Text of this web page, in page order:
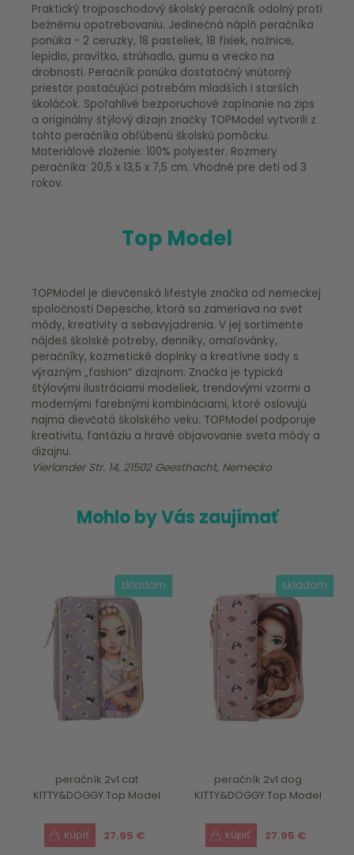
Praktický trojposchodový školský peračník odolný proti
bežnému opotrebovaniu. Jedinečná náplň peračníka
ponúka - 2 ceruzky, 18 pasteliek, 18 fixiek, nožnice,
lepidlo, pravítko, strúhadlo, gumu a vrecko na
drobnosti. Peračník ponúka dostatočný vnútorný
priestor postačujúci potrebám mladších i starších
školáčok. Spoľahlivé bezporuchové zapínanie na zips
a originálny štýlový dizajn značky TOPModel vytvorili z
tohto peračníka obľúbenú školskú pomôcku.
Materiálové zloženie: 100% polyester. Rozmery
peračníka: 20,5 x 13,5 x 7,5 cm. Vhodné pre deti od 3
rokov.
Top Model
TOPModel je dievčenská lifestyle značka od nemeckej
spoločnosti Depesche, ktorá sa zameriava na svet
módy, kreativity a sebavyjadrenia. V jej sortimente
nájdeš školské potreby, denníky, omaľovánky,
peračníky, kozmetické doplnky a kreatívne sady s
výrazným „fashion“ dizajnom. Značka je typická
štýlovými ilustráciami modeliek, trendovými vzormi a
modernými farebnými kombináciami, ktoré oslovujú
najmä dievčatá školského veku. TOPModel podporuje
kreativitu, fantáziu a hravé objavovanie sveta módy a
dizajnu.
Vierlander Str. 14, 21502 Geesthacht, Nemecko
Mohlo by Vás zaujímať
peračník 2v1 cat
KITTY&DOGGY Top Model
27.95 €
skladom
peračník 2v1 dog
KITTY&DOGGY Top Model
27.95 €
skladom